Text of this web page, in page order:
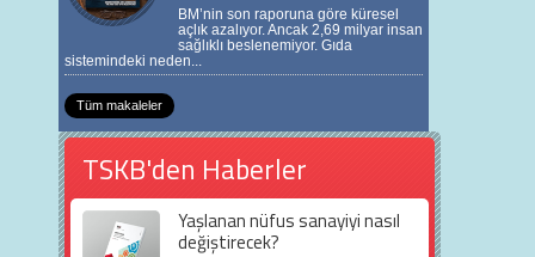
BM’nin son raporuna göre küresel
açlık azalıyor. Ancak 2,69 milyar insan
sağlıklı beslenemiyor. Gıda
sistemindeki neden...
Tüm makaleler
TSKB'den Haberler
Yaşlanan nüfus sanayiyi nasıl
değiştirecek?